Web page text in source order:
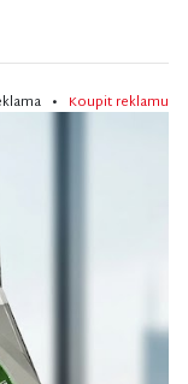
• Koupit reklamu